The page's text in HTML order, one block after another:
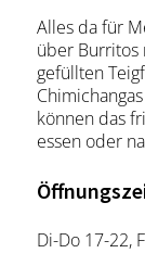
Das könnte
Citytour
Erlebnisse
Wein
Alles da für
über Burritos
gefüllten
können das
essen oder
Di-Do 17-22,